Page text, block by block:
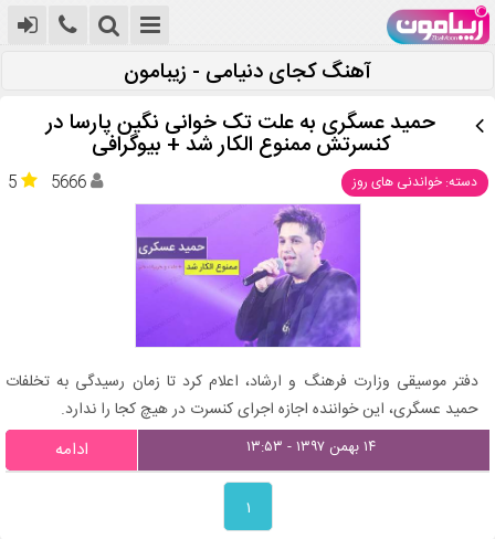
آهنگ کجای دنیامی - زیبامون
حمید عسگری به علت تک خوانی نگین پارسا در
کنسرتش ممنوع الکار شد + بیوگرافی
دسته: خواندنی های روز 5 5666
دفتر موسیقی وزارت فرهنگ و ارشاد، اعلام کرد تا زمان رسیدگی به تخلفات
حمید عسگری، این خواننده اجازه اجرای کنسرت در هیچ کجا را ندارد.
۱۴ بهمن ۱۳۹۷ - ۱۳:۵۳ ادامه
۱